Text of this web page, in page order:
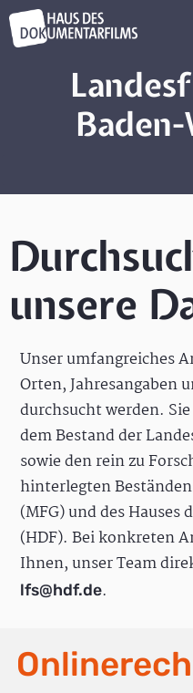
unsere
Unser umfangreiches
Orten, Jahresangaben
durchsucht werden.
dem Bestand der
sowie den rein zu
hinterlegten
(MFG) und des
(HDF). Bei konkreten
Ihnen, unser Team
lfs@hdf.de.